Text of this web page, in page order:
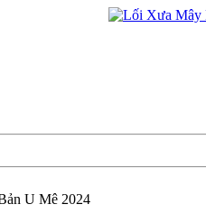
U Mê 2024